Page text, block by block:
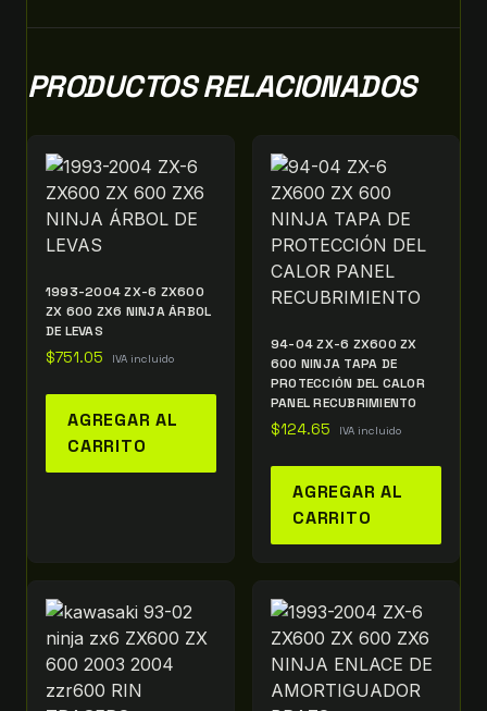
PRODUCTOS RELACIONADOS
1993-2004 ZX-6 ZX600
ZX 600 ZX6 NINJA ÁRBOL
DE LEVAS
$751.05 IVA incluido
AGREGAR AL
CARRITO
94-04 ZX-6 ZX600 ZX
600 NINJA TAPA DE
PROTECCIÓN DEL CALOR
PANEL RECUBRIMIENTO
$124.65 IVA incluido
AGREGAR AL
CARRITO